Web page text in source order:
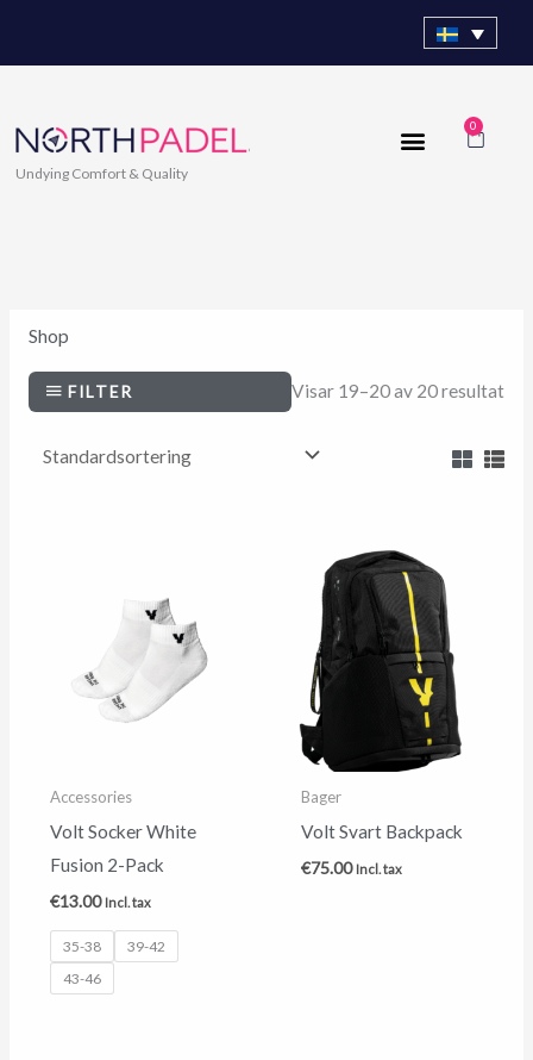
Undying Comfort & Quality
0
Shop
FILTER Visar 19–20 av 20 resultat
Accessories
Volt Socker White
Fusion 2-Pack
€13.00 Incl. tax
35-38
39-42
43-46
Bager
Volt Svart Backpack
€75.00 Incl. tax